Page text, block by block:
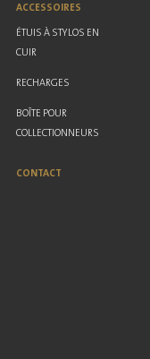
ACCESSOIRES
ÉTUIS À STYLOS EN
CUIR
RECHARGES
BOÎTE POUR
COLLECTIONNEURS
CONTACT